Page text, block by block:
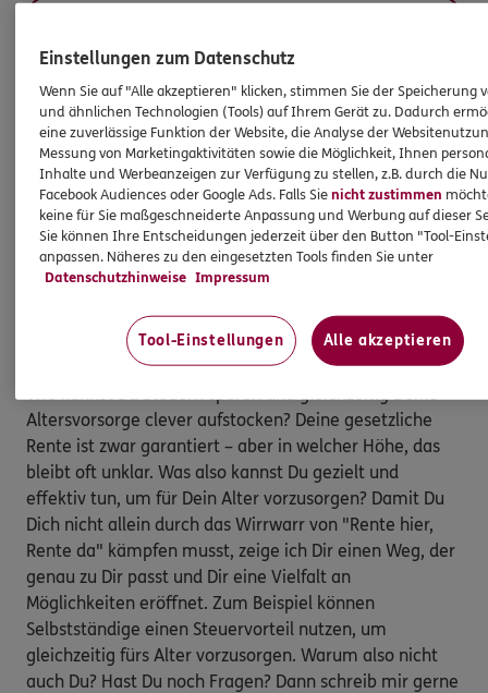
Rente ? Altersvorsorge ? Steuern ?
Wie kannst Du Steuern sparen und gleichzeitig Deine
Altersvorsorge clever aufstocken? Deine gesetzliche
Rente ist zwar garantiert – aber in welcher Höhe, das
bleibt oft unklar. Was also kannst Du gezielt und
effektiv tun, um für Dein Alter vorzusorgen? Damit Du
Dich nicht allein durch das Wirrwarr von "Rente hier,
Rente da" kämpfen musst, zeige ich Dir einen Weg, der
genau zu Dir passt und Dir eine Vielfalt an
Möglichkeiten eröffnet. Zum Beispiel können
Selbstständige einen Steuervorteil nutzen, um
gleichzeitig fürs Alter vorzusorgen. Warum also nicht
auch Du? Hast Du noch Fragen? Dann schreib mir gerne
Einstellungen zum Datenschutz
Wenn Sie auf "Alle akzeptieren" klicken, stimmen Sie der Speicherung
und ähnlichen Technologien (Tools) auf Ihrem Gerät zu. Dadurch
eine zuverlässige Funktion der Website, die Analyse der
Messung von Marketingaktivitäten sowie die Möglichkeit, Ihnen
Inhalte und Werbeanzeigen zur Verfügung zu stellen, z.B. durch die
Facebook Audiences oder Google Ads. Falls Sienicht zustimmen
keine für Sie maßgeschneiderte Anpassung und Werbung auf dieser
Sie können Ihre Entscheidungen jederzeit über den Button "Tool-
anpassen. Näheres zu den eingesetzten Tools finden Sie unter
Datenschutzhinweise Impressum
Tool-Einstellungen Alle akzeptieren